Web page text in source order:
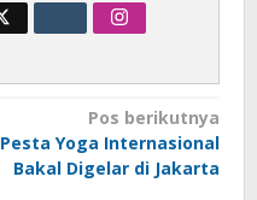
Pos berikutnya
Pesta Yoga Internasional
Bakal Digelar di Jakarta